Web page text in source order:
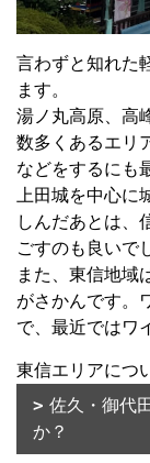
言わずと知れた
ます。
湯ノ丸高原、高
数多くあるエリ
などをするにも
上田城を中心
しんだあとは、
ごすのも良いで
また、東信地域
がさかんです。
で、最近ではワ
東信エリアにつ
佐久・御代
か？